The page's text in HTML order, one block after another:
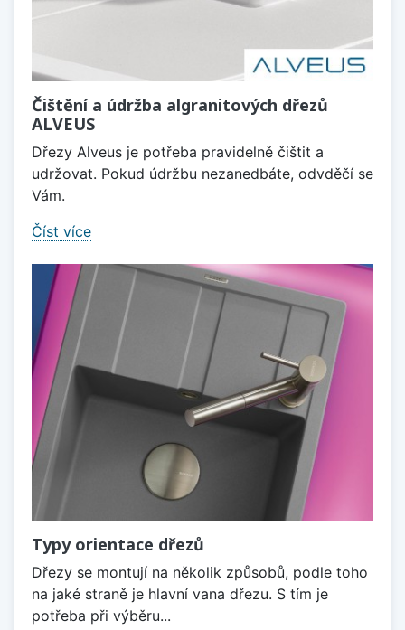
Čištění a údržba algranitových dřezů
ALVEUS
Dřezy Alveus je potřeba pravidelně čištit a
udržovat. Pokud údržbu nezanedbáte, odvděčí se
Vám.
Číst více
Typy orientace dřezů
Dřezy se montují na několik způsobů, podle toho
na jaké straně je hlavní vana dřezu. S tím je
potřeba při výběru...